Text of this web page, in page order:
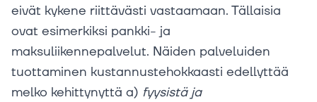
eivät kykene riittävästi vastaamaan. Tällaisia
ovat esimerkiksi pankki- ja
maksuliikennepalvelut. Näiden palveluiden
tuottaminen kustannustehokkaasti edellyttää
melko kehittynyttä a) fyysistä ja